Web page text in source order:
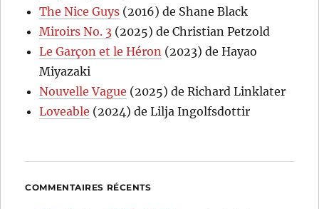
The Nice Guys (2016) de Shane Black
Miroirs No. 3 (2025) de Christian Petzold
Le Garçon et le Héron (2023) de Hayao
Miyazaki
Nouvelle Vague (2025) de Richard Linklater
Loveable (2024) de Lilja Ingolfsdottir
COMMENTAIRES RÉCENTS